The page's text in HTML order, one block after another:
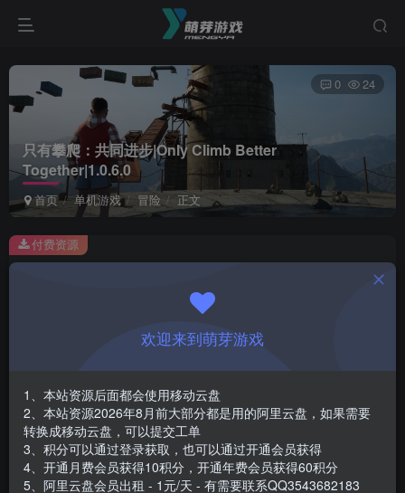
只有攀爬：共同进步|Only Climb Better
Together|1.0.6.0
首页 单机游戏 冒险 正文
0 24
此内容为付费资源，请付费后查看
￥1
免费
登录购买
安装包大小
游戏本体大小
19.72 GB
付费资源
欢迎来到萌芽游戏
1、本站资源后面都会使用移动云盘
2、本站资源2026年8月前大部分都是用的阿里云盘，如果需要
转换成移动云盘，可以提交工单
3、积分可以通过登录获取，也可以通过开通会员获得
4、开通月费会员获得10积分，开通年费会员获得60积分
5、阿里云盘会员出租 - 1元/天 - 有需要联系QQ3543682183